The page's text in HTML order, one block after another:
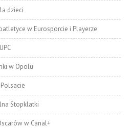
dzieci
w Eurosporcie i Playerze
w Opolu
Stopklatki
w Canal+